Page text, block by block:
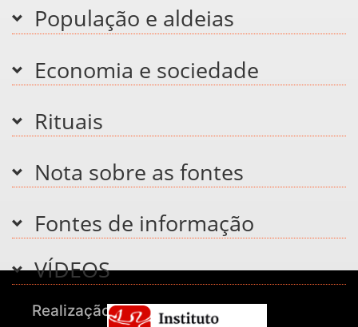
População e aldeias
Economia e sociedade
Rituais
Nota sobre as fontes
Fontes de informação
VÍDEOS